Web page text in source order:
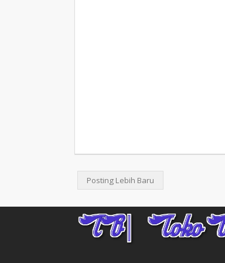
Posting Lebih Baru